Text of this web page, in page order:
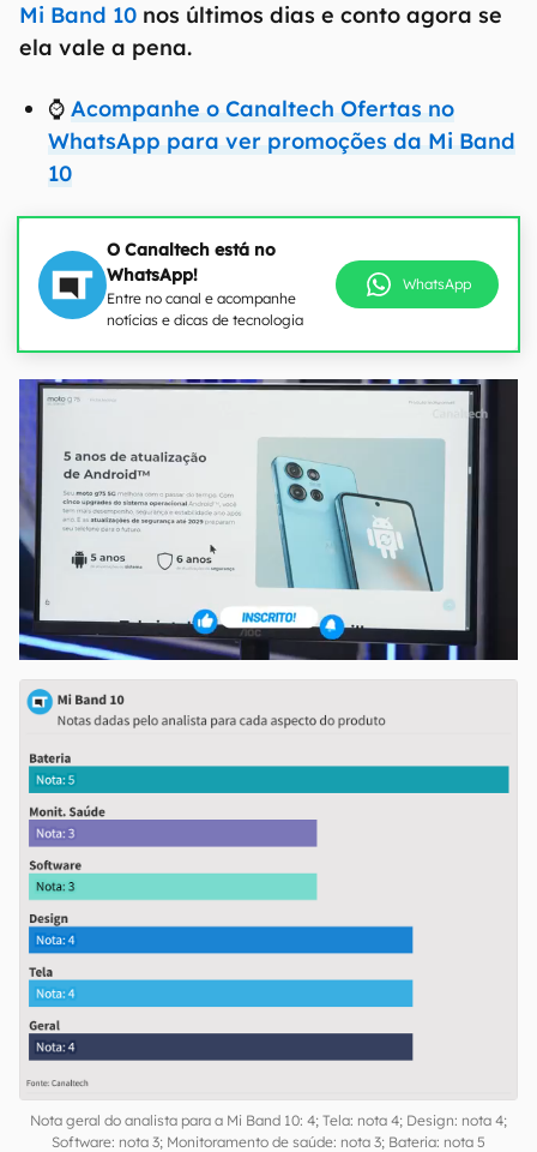
Mi Band 10 nos últimos dias e conto agora se
ela vale a pena.
⌚️ Acompanhe o Canaltech Ofertas no
WhatsApp para ver promoções da Mi Band
10
O Canaltech está no
WhatsApp!
Entre no canal e acompanhe
notícias e dicas de tecnologia
WhatsApp
Nota geral do analista para a Mi Band 10: 4; Tela: nota 4; Design: nota 4;
Software: nota 3; Monitoramento de saúde: nota 3; Bateria: nota 5